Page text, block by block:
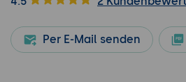
Per E-Mail senden